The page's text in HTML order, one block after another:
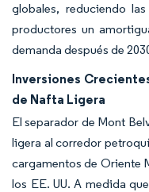
globales, reduciendo
productores un
demanda después de
Inversiones
de Nafta Ligera
El separador de Mont
ligera al corredor
cargamentos de Oriente
los EE. UU. A medida